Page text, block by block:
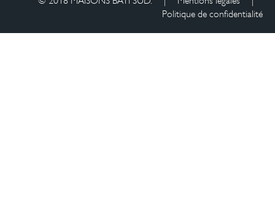
Politique de confidentialité